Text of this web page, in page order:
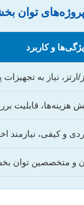
توان
و کاربرد
نیاز به
هزینه‌ها، قابلیت
و کیفی، نیازمند
و متخصصین توان